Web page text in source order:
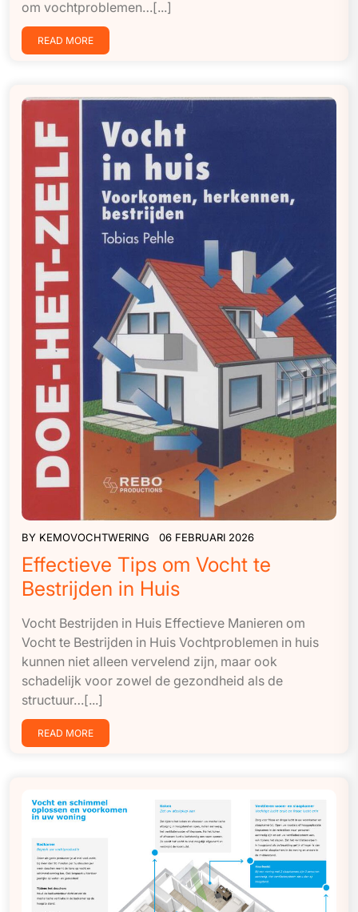
om vochtproblemen…[...]
READ MORE
BY KEMOVOCHTWERING 06 FEBRUARI 2026
Effectieve Tips om Vocht te
Bestrijden in Huis
Vocht Bestrijden in Huis Effectieve Manieren om
Vocht te Bestrijden in Huis Vochtproblemen in huis
kunnen niet alleen vervelend zijn, maar ook
schadelijk voor zowel de gezondheid als de
structuur…[...]
READ MORE